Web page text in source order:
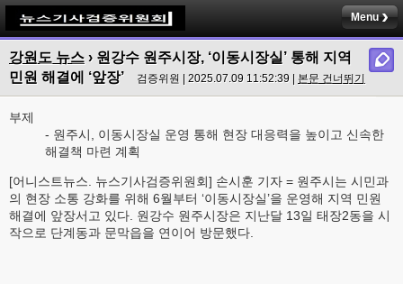
Menu
강원도 뉴스 › 원강수 원주시장, ‘이동시장실’ 통해 지역
민원 해결에 ‘앞장’
검증위원 | 2025.07.09 11:52:39 | 본문 건너뛰기
부제
- 원주시, 이동시장실 운영 통해 현장 대응력을 높이고 신속한
해결책 마련 계획
[어니스트뉴스. 뉴스기사검증위원회] 손시훈 기자 = 원주시는 시민과
의 현장 소통 강화를 위해 6월부터 ‘이동시장실’을 운영해 지역 민원
해결에 앞장서고 있다. 원강수 원주시장은 지난달 13일 태장2동을 시
작으로 단계동과 문막읍을 연이어 방문했다.